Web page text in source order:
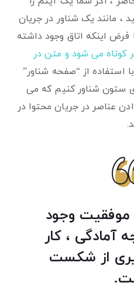
مانند یک شناور در جریان
فرض اینکه اتاق وجود داشته
کوتاه می شود و متن در
با استفاده از “صفحه شناور”
ستون شناور کنیم که می
عناصر در جریان محتوا در
موفقیت وجود
آمادگی ، کار
از شکست